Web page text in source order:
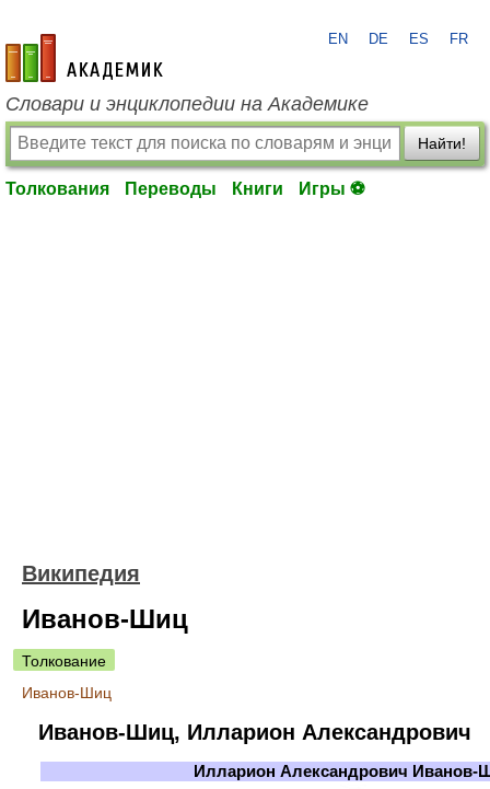
academic.ru
EN DE ES FR
Словари и энциклопедии на Академике
Найти!
Толкования Переводы Книги Игры ⚽
Википедия
Иванов-Шиц
Толкование
Иванов-Шиц
Иванов-Шиц, Илларион Александрович
Илларион Александрович Иванов-